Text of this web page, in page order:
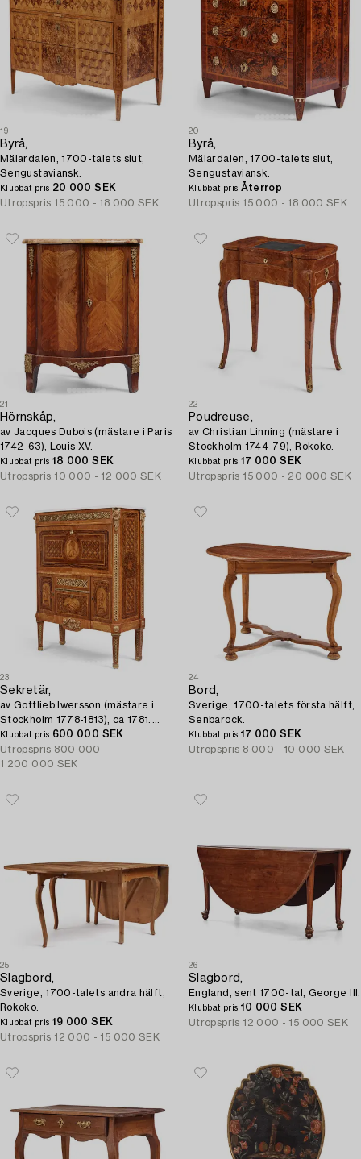
19
Byrå,
Mälardalen, 1700-talets slut,
Sengustaviansk.
Klubbat pris 20 000 SEK
Utropspris 15 000 - 18 000 SEK
20
Byrå,
Mälardalen, 1700-talets slut,
Sengustaviansk.
Klubbat pris Återrop
Utropspris 15 000 - 18 000 SEK
21
Hörnskåp,
av Jacques Dubois (mästare i Paris
1742-63), Louis XV.
Klubbat pris 18 000 SEK
Utropspris 10 000 - 12 000 SEK
22
Poudreuse,
av Christian Linning (mästare i
Stockholm 1744-79), Rokoko.
Klubbat pris 17 000 SEK
Utropspris 15 000 - 20 000 SEK
23
Sekretär,
av Gottlieb Iwersson (mästare i
Stockholm 1778-1813), ca 1781.
Gustaviansk.
Klubbat pris 600 000 SEK
Utropspris 800 000 -
1 200 000 SEK
24
Bord,
Sverige, 1700-talets första hälft,
Senbarock.
Klubbat pris 17 000 SEK
Utropspris 8 000 - 10 000 SEK
25
Slagbord,
Sverige, 1700-talets andra hälft,
Rokoko.
Klubbat pris 19 000 SEK
Utropspris 12 000 - 15 000 SEK
26
Slagbord,
England, sent 1700-tal, George III.
Klubbat pris 10 000 SEK
Utropspris 12 000 - 15 000 SEK